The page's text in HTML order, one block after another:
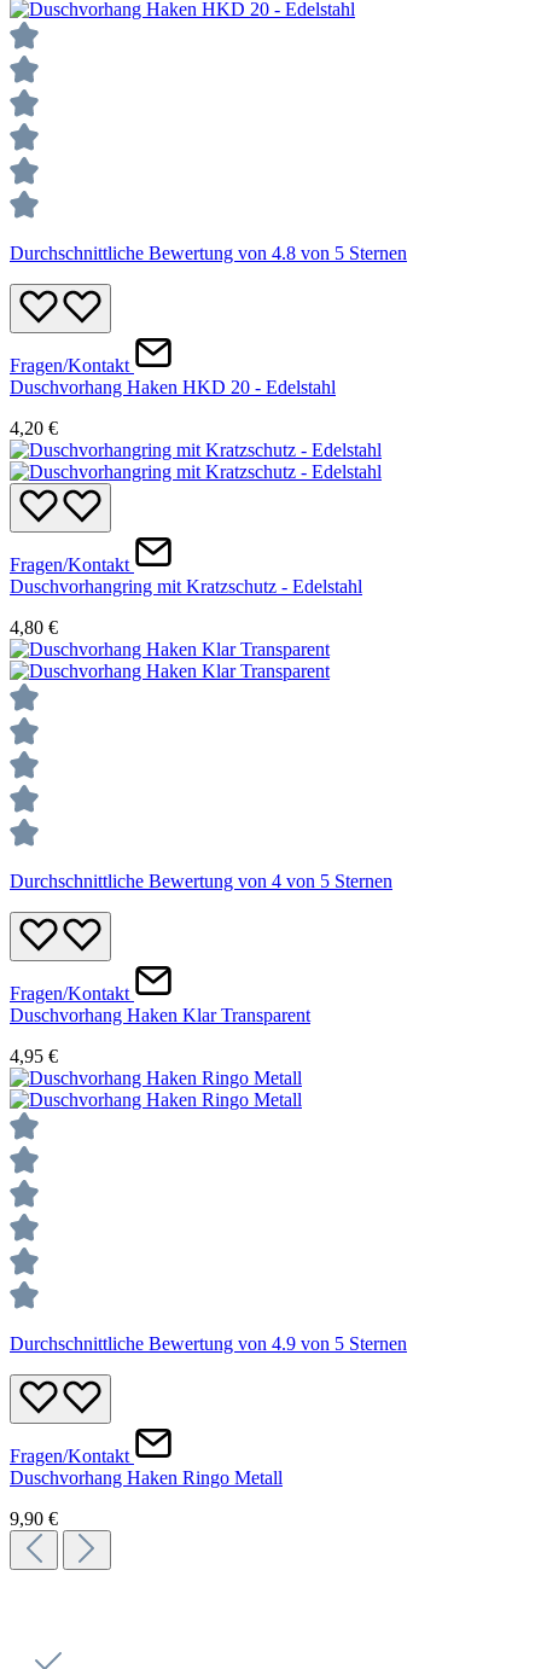
Durchschnittliche Bewertung von 4.8 von 5 Sternen
Fragen/Kontakt
Duschvorhang Haken HKD 20 - Edelstahl
4,20 €
Fragen/Kontakt
Duschvorhangring mit Kratzschutz - Edelstahl
4,80 €
Durchschnittliche Bewertung von 4 von 5 Sternen
Fragen/Kontakt
Duschvorhang Haken Klar Transparent
4,95 €
Durchschnittliche Bewertung von 4.9 von 5 Sternen
Fragen/Kontakt
Duschvorhang Haken Ringo Metall
9,90 €